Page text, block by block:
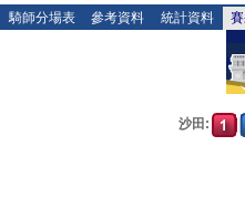
騎師分場表 參考資料 統計資料
沙田: